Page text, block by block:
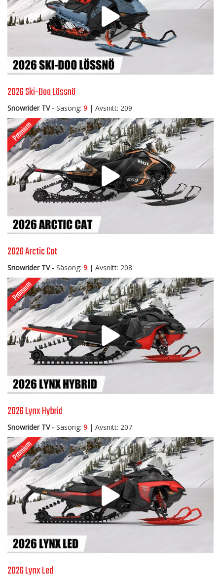
2026 Ski-Doo Lössnö
Snowrider TV - Säsong: 9 | Avsnitt: 209
2026 Arctic Cat
Snowrider TV - Säsong: 9 | Avsnitt: 208
2026 Lynx Hybrid
Snowrider TV - Säsong: 9 | Avsnitt: 207
2026 Lynx Led